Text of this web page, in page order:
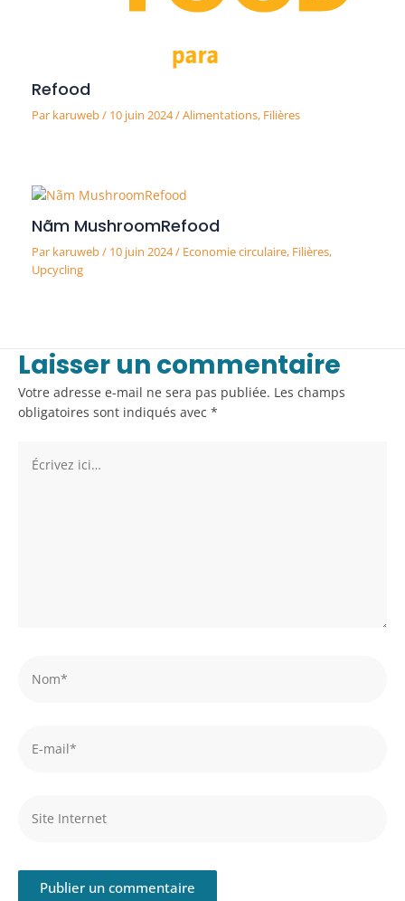
Refood
Par karuweb/ 10 juin 2024/Alimentations, Filières
Nãm MushroomRefood
Par karuweb/ 10 juin 2024/ Economie circulaire, Filières,
Upcycling
Laisser un commentaire
Votre adresse e-mail ne sera pas publiée. Les champs
obligatoires sont indiqués avec *
ici…
mail*
Internet